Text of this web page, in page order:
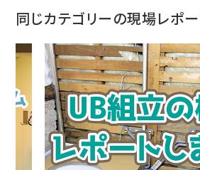
同じカテゴリーの現場レポー